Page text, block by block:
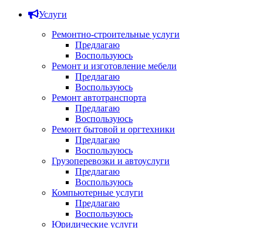
Услуги
Ремонтно-строительные услуги
Предлагаю
Воспользуюсь
Ремонт и изготовление мебели
Предлагаю
Воспользуюсь
Ремонт автотранспорта
Предлагаю
Воспользуюсь
Ремонт бытовой и оргтехники
Предлагаю
Воспользуюсь
Грузоперевозки и автоуслуги
Предлагаю
Воспользуюсь
Компьютерные услуги
Предлагаю
Воспользуюсь
Юридические услуги